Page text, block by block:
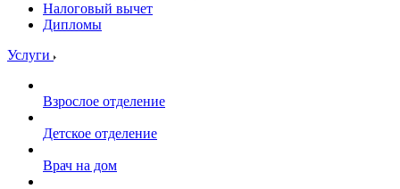
Налоговый вычет
Дипломы
Услуги
Взрослое отделение
Детское отделение
Врач на дом